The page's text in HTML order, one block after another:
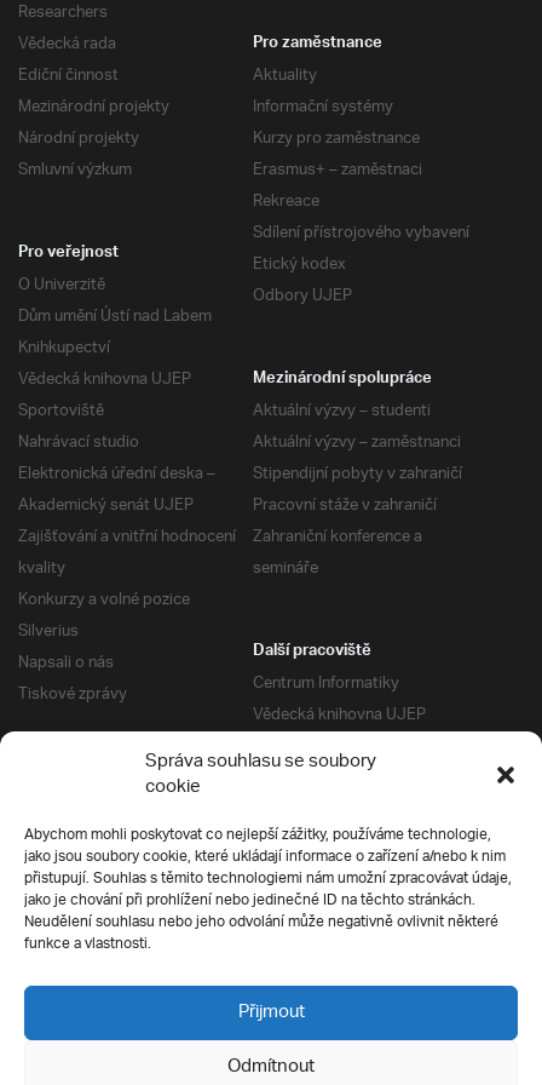
Správa souhlasu se soubory
cookie
Abychom mohli poskytovat co nejlepší zážitky, používáme technologie,
jako jsou soubory cookie, které ukládají informace o zařízení a/nebo k nim
přistupují. Souhlas s těmito technologiemi nám umožní zpracovávat údaje,
jako je chování při prohlížení nebo jedinečné ID na těchto stránkách.
Neudělení souhlasu nebo jeho odvolání může negativně ovlivnit některé
funkce a vlastnosti.
Přijmout
Odmítnout
Researchers
Vědecká rada
Ediční činnost
Mezinárodní projekty
Národní projekty
Smluvní výzkum
Pro zaměstnance
Aktuality
Informační systémy
Kurzy pro zaměstnance
Erasmus+ – zaměstnaci
Rekreace
Sdílení přístrojového vybavení
Etický kodex
Odbory UJEP
Pro veřejnost
O Univerzitě
Dům umění Ústí nad Labem
Knihkupectví
Vědecká knihovna UJEP
Sportoviště
Nahrávací studio
Elektronická úřední deska –
Akademický senát UJEP
Zajišťování a vnitřní hodnocení
kvality
Konkurzy a volné pozice
Silverius
Napsali o nás
Tiskové zprávy
Mezinárodní spolupráce
Aktuální výzvy – studenti
Aktuální výzvy – zaměstnanci
Stipendijní pobyty v zahraničí
Pracovní stáže v zahraničí
Zahraniční konference a
semináře
Další pracoviště
Centrum Informatiky
Vědecká knihovna UJEP
Správa kolejí a menz
Univerzitní centrum podpory
Silverius
Pro uchazeče
Přijímací řízení
E-prihlaska
Přípravné kurzy
Ochrana soukromí